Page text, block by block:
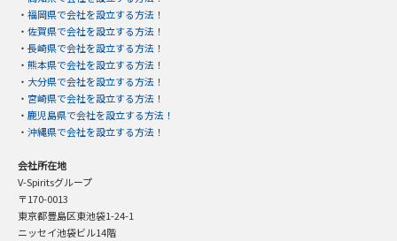
・ 福岡県で会社を設立する方法！
・ 佐賀県で会社を設立する方法！
・ 長崎県で会社を設立する方法！
・ 熊本県で会社を設立する方法！
・ 大分県で会社を設立する方法！
・ 宮崎県で会社を設立する方法！
・ 鹿児島県で会社を設立する方法！
・ 沖縄県で会社を設立する方法！
会社所在地
V-Spiritsグループ
〒170-0013
東京都豊島区東池袋1-24-1
ニッセイ池袋ビル14階